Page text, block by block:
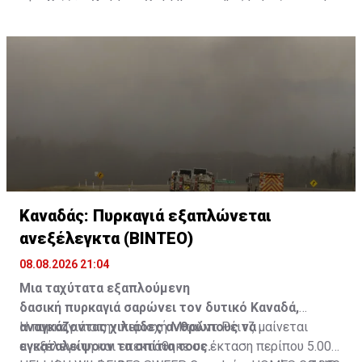
Καναδάς: Πυρκαγιά εξαπλώνεται
ανεξέλεγκτα (ΒΙΝΤΕΟ)
08.08.2026 21:04
Μια ταχύτατα εξαπλούμενη
δασική πυρκαγιά σαρώνει τον δυτικό Καναδά,
αναγκάζοντας χιλιάδες ανθρώπους να
εγκαταλείψουν τα σπίτια τους.
Η πυρκαγιά στην περιοχή Μπαλντ Ρέιτζ μαίνεται
ανεξέλεγκτη και επεκτάθηκε σε έκταση περίπου 5.000